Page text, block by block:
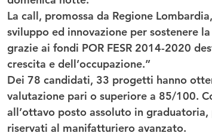
La call, promossa da Regione
sviluppo ed innovazione per sostenere
grazie ai fondi POR FESR 2014-2020
crescita e dell’occupazione.”
Dei 78 candidati, 33 progetti hanno
valutazione pari o superiore a 85/100.
all’ottavo posto assoluto in graduatoria,
riservati al manifatturiero avanzato.